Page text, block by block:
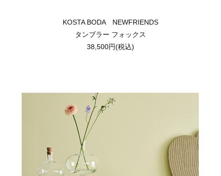
KOSTA BODA NEWFRIENDS
タンブラー フォックス
38,500円(税込)